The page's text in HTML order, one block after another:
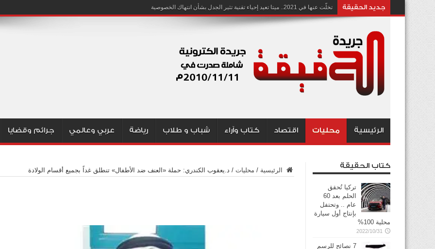
جديد الحقيقة تخلّت عنها في 2021.. ميتا تعيد إحياء تقنية تثير الجدل بشأن انتهاك الخصوصية
الرئيسية محليات اقتصاد كتاب وآراء شباب و طلاب رياضة عربي وعالمي جرائم وقضايا
الرئيسية / محليات / د.يعقوب الكندري: حملة «العنف ضد الأطفال» تنطلق غداً بجميع أقسام الولادة
كتاب الحقيقة
تركيا تُحقق
الحلم بعد 60
عام .. وتحتفل
بإنتاج أول سيارة
محلية 100%
2022/10/31
7 نصائح للرسم